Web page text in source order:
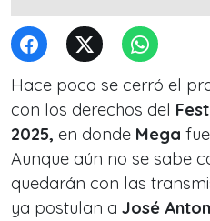
Hace poco se cerró el
con los derechos del
2025, en donde Mega
Aunque aún no se sabe
quedarán con las
ya postulan a José